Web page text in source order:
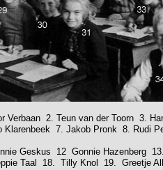
Verbaan 2. Teun van der Toorn 3.
Klarenbeek 7. Jakob Pronk 8. Rudi
Geskus 12 Gonnie Hazenberg
Taal 18. Tilly Knol 19. Greetje